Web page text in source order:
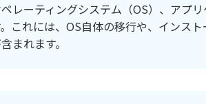
レーティングシステム（OS）、アプ
これには、OS自体の移行や、インス
まれます。